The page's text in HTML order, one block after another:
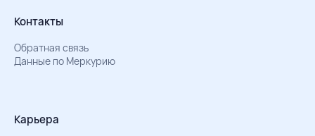
Контакты
Обратная связь
Данные по Меркурию
Карьера